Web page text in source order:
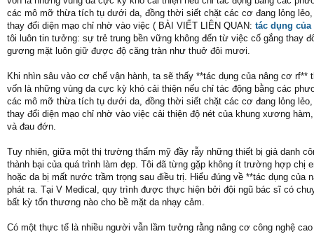
các mô mỡ thừa tích tụ dưới da, đồng thời siết chặt các cơ đang lỏng
thay đổi diện mạo chỉ nhờ vào việc ( BÀI VIẾT LIÊN QUAN: tác dụng
tôi luôn tin tưởng: sự trẻ trung bền vững không đến từ việc cố gắng thay
gương mặt luôn giữ được độ căng tràn như thuở đôi mươi.
Khi nhìn sâu vào cơ chế vận hành, ta sẽ thấy **tác dụng của nâng cơ
vốn là những vùng da cực kỳ khó cải thiện nếu chỉ tác động bằng các
các mô mỡ thừa tích tụ dưới da, đồng thời siết chặt các cơ đang lỏng
thay đổi diện mạo chỉ nhờ vào việc cải thiện độ nét của khung xương
và đau đớn.
Tuy nhiên, giữa một thị trường thẩm mỹ đầy rẫy những thiết bị giả danh
thành bại của quá trình làm đẹp. Tôi đã từng gặp không ít trường hợp
hoặc da bị mất nước trầm trọng sau điều trị. Hiểu đúng về **tác dụng
phát ra. Tại V Medical, quy trình được thực hiện bởi đội ngũ bác sĩ có
bất kỳ tổn thương nào cho bề mặt da nhạy cảm.
Có một thực tế là nhiều người vẫn lầm tưởng rằng nâng cơ công nghệ